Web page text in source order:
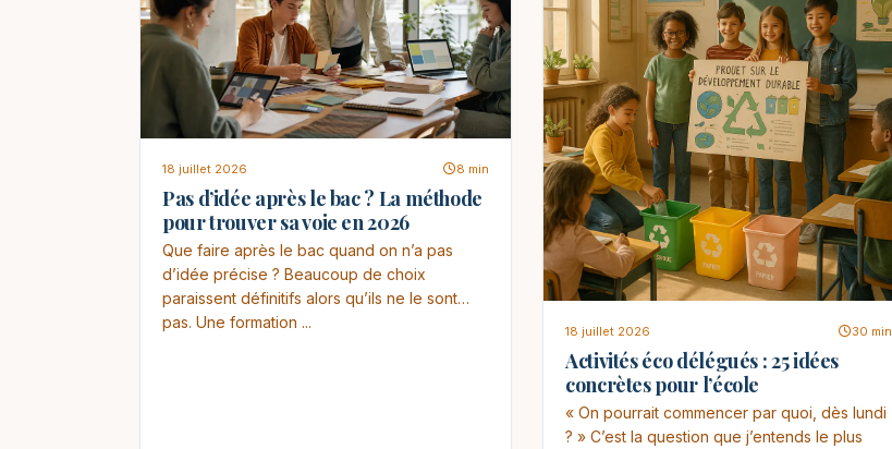
18 juillet 2026 8 min
Pas d’idée après le bac ? La méthode
pour trouver sa voie en 2026
Que faire après le bac quand on n’a pas
d’idée précise ? Beaucoup de choix
paraissent définitifs alors qu’ils ne le sont
pas. Une formation ...
18 juillet 2026 30 min
Activités éco délégués : 25 idées
concrètes pour l’école
« On pourrait commencer par quoi, dès lundi
? » C’est la question que j’entends le plus